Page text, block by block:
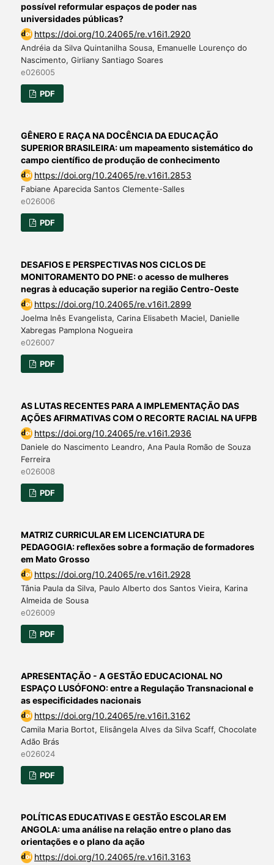
possível reformular espaços de poder nas
universidades públicas?
https://doi.org/10.24065/re.v16i1.2920
Andréia da Silva Quintanilha Sousa, Emanuelle Lourenço do
Nascimento, Girliany Santiago Soares
e026005
PDF
GÊNERO E RAÇA NA DOCÊNCIA DA EDUCAÇÃO
SUPERIOR BRASILEIRA: um mapeamento sistemático do
campo científico de produção de conhecimento
https://doi.org/10.24065/re.v16i1.2853
Fabiane Aparecida Santos Clemente-Salles
e026006
PDF
DESAFIOS E PERSPECTIVAS NOS CICLOS DE
MONITORAMENTO DO PNE: o acesso de mulheres
negras à educação superior na região Centro-Oeste
https://doi.org/10.24065/re.v16i1.2899
Joelma Inês Evangelista, Carina Elisabeth Maciel, Danielle
Xabregas Pamplona Nogueira
e026007
PDF
AS LUTAS RECENTES PARA A IMPLEMENTAÇÃO DAS
AÇÕES AFIRMATIVAS COM O RECORTE RACIAL NA UFPB
https://doi.org/10.24065/re.v16i1.2936
Daniele do Nascimento Leandro, Ana Paula Romão de Souza
Ferreira
e026008
PDF
MATRIZ CURRICULAR EM LICENCIATURA DE
PEDAGOGIA: reflexões sobre a formação de formadores
em Mato Grosso
https://doi.org/10.24065/re.v16i1.2928
Tânia Paula da Silva, Paulo Alberto dos Santos Vieira, Karina
Almeida de Sousa
e026009
PDF
APRESENTAÇÃO - A GESTÃO EDUCACIONAL NO
ESPAÇO LUSÓFONO: entre a Regulação Transnacional e
as especificidades nacionais
https://doi.org/10.24065/re.v16i1.3162
Camila Maria Bortot, Elisângela Alves da Silva Scaff, Chocolate
Adão Brás
e026024
PDF
POLÍTICAS EDUCATIVAS E GESTÃO ESCOLAR EM
ANGOLA: uma análise na relação entre o plano das
orientações e o plano da ação
https://doi.org/10.24065/re.v16i1.3163